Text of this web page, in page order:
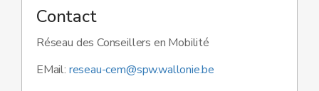
Contact
Réseau des Conseillers en Mobilité
EMail: reseau-cem@spw.wallonie.be